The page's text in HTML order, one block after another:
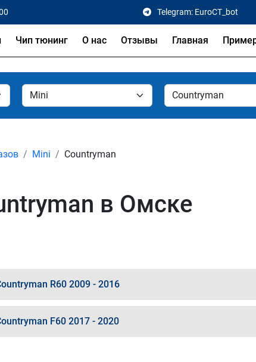
Telegram: EuroCT_bot
Чип тюнинг О нас Отзывы Главная
Mini Countryman
в Омске
R60 2009 - 2016
F60 2017 - 2020